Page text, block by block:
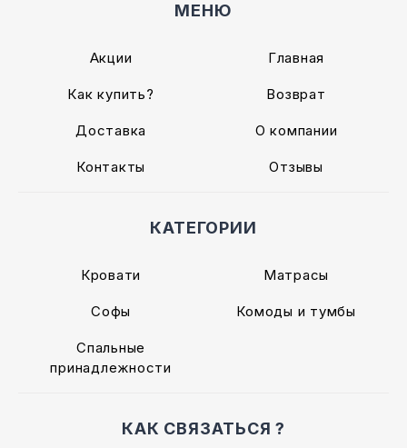
МЕНЮ
Акции Главная
Как купить? Возврат
Доставка О компании
Контакты Отзывы
КАТЕГОРИИ
Кровати Матрасы
Софы Комоды и тумбы
Спальные
принадлежности
КАК СВЯЗАТЬСЯ ?